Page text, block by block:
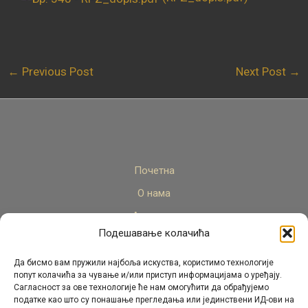
Подешавање колачића
Да бисмо вам пружили најбоља искуства, користимо технологије
попут колачића за чување и/или приступ информацијама о уређају.
Сагласност за ове технологије ће нам омогућити да обрађујемо
податке као што су понашање прегледања или јединствени ИД-ови на
← Previous Post Next Post →
Почетна
О нама
Актуелно
Стручни кадар
Пројекти
Архива